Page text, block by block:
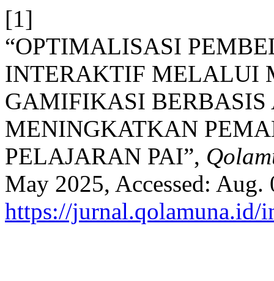
[1]
“OPTIMALISASI
INTERAKTIF MELALUI
GAMIFIKASI
MENINGKATKAN
PELAJARAN PAI”,
May 2025, Accessed:
https://jurnal.qolamuna.id/